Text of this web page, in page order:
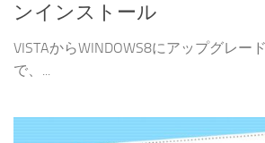
ンインストール
VISTAからWINDOWS8にアップグレー
で、...